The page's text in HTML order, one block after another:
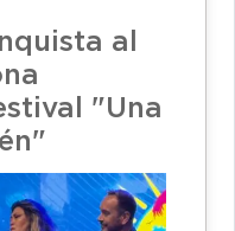
al
"Una